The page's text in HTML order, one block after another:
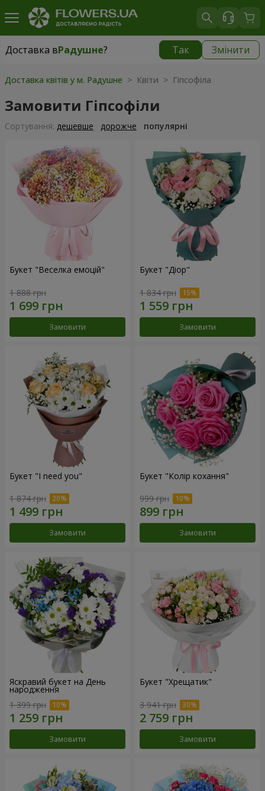
Доставка вРадушне? Так Змінити
Доставка вРадушне|
Доставка квітів у м. Радушне > Квіти > Гіпсофіла
Замовити Гіпсофіли
Сортування: дешевше дорожче популярні
Букет "Веселка емоцій"
1 888 грн
Замовити
Букет "Діор"
1 834 грн
Замовити
Букет "I need you"
1 874 грн
Замовити
Букет "Колір кохання"
999 грн
Замовити
Яскравий букет на День
народження
1 399 грн
Замовити
Букет "Хрещатик"
3 941 грн
Замовити